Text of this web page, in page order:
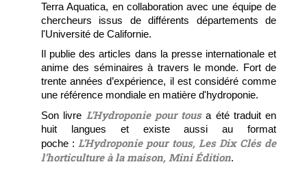
Terra Aquatica, en collaboration avec une équipe de
chercheurs issus de différents départements de
l'Université de Californie.
Il publie des articles dans la presse internationale et
anime des séminaires à travers le monde. Fort de
trente années d’expérience, il est considéré comme
une référence mondiale en matière d'hydroponie.
Son livre L’Hydroponie pour tousa été traduit en
huit langues et existe aussi au format
poche :L’Hydroponie pour tous, Les Dix Clés de
l’horticulture à la maison, Mini Édition.